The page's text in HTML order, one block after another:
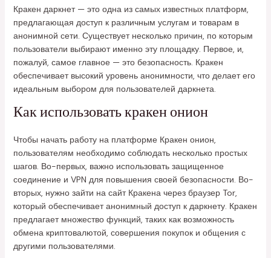
Кракен даркнет — это одна из самых известных платформ,
предлагающая доступ к различным услугам и товарам в
анонимной сети. Существует несколько причин, по которым
пользователи выбирают именно эту площадку. Первое, и,
пожалуй, самое главное — это безопасность. Кракен
обеспечивает высокий уровень анонимности, что делает его
идеальным выбором для пользователей даркнета.
Как использовать кракен онион
Чтобы начать работу на платформе Кракен онион,
пользователям необходимо соблюдать несколько простых
шагов. Во-первых, важно использовать защищенное
соединение и VPN для повышения своей безопасности. Во-
вторых, нужно зайти на сайт Кракена через браузер Tor,
который обеспечивает анонимный доступ к даркнету. Кракен
предлагает множество функций, таких как возможность
обмена криптовалютой, совершения покупок и общения с
другими пользователями.